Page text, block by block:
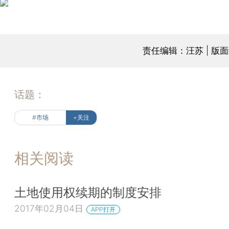
责任编辑：汪苏 | 版
话题：
#市场 +关注
相关阅读
土地使用权续期的制度安排
2017年02月04日 APP打开